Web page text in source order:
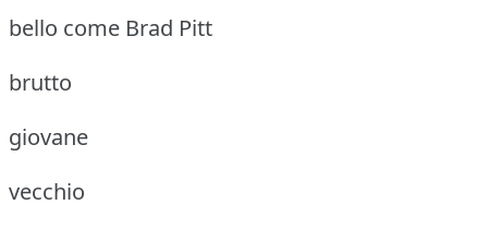
bello come Brad Pitt
brutto
giovane
vecchio